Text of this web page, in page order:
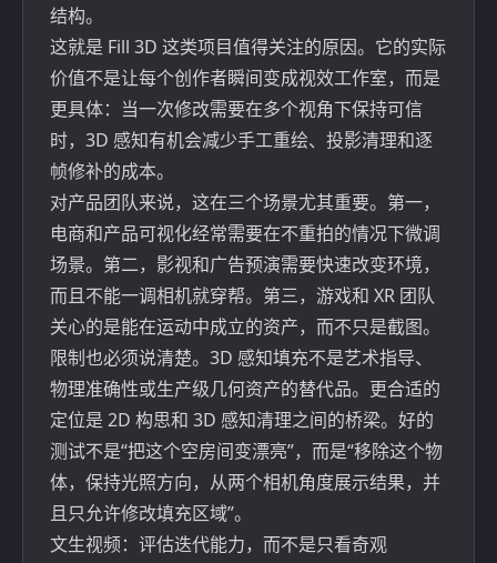
结构。
这就是 Fill 3D 这类项目值得关注的原因。它的实际
价值不是让每个创作者瞬间变成视效工作室，而是
更具体：当一次修改需要在多个视角下保持可信
时，3D 感知有机会减少手工重绘、投影清理和逐
帧修补的成本。
对产品团队来说，这在三个场景尤其重要。第一，
电商和产品可视化经常需要在不重拍的情况下微调
场景。第二，影视和广告预演需要快速改变环境，
而且不能一调相机就穿帮。第三，游戏和 XR 团队
关心的是能在运动中成立的资产，而不只是截图。
限制也必须说清楚。3D 感知填充不是艺术指导、
物理准确性或生产级几何资产的替代品。更合适的
定位是 2D 构思和 3D 感知清理之间的桥梁。好的
测试不是“把这个空房间变漂亮”，而是“移除这个物
体，保持光照方向，从两个相机角度展示结果，并
且只允许修改填充区域”。
文生视频：评估迭代能力，而不是只看奇观